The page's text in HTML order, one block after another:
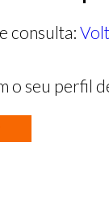
consulta:
o seu perfil